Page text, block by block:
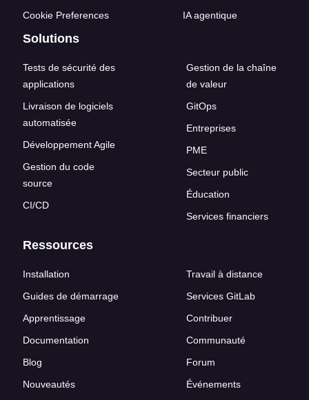
Cookie Preferences
IA agentique
Solutions
Tests de sécurité des
applications
Livraison de logiciels
automatisée
Développement Agile
Gestion du code
source
CI/CD
Gestion de la chaîne
de valeur
GitOps
Entreprises
PME
Secteur public
Éducation
Services financiers
Ressources
Installation
Guides de démarrage
Apprentissage
Documentation
Blog
Nouveautés
Travail à distance
Services GitLab
Contribuer
Communauté
Forum
Événements